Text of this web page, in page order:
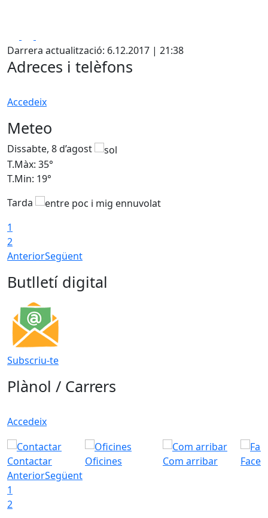
Darrera actualització: 6.12.2017 | 21:38
Adreces i telèfons
Accedeix
Meteo
Dissabte, 8 d’agost
T.Màx: 35°
T.Min: 19°
Tarda
1
2
AnteriorSegüent
Butlletí digital
Subscriu-te
Plànol / Carrers
Accedeix
Contactar Oficines Com arribar
AnteriorSegüent
1
2